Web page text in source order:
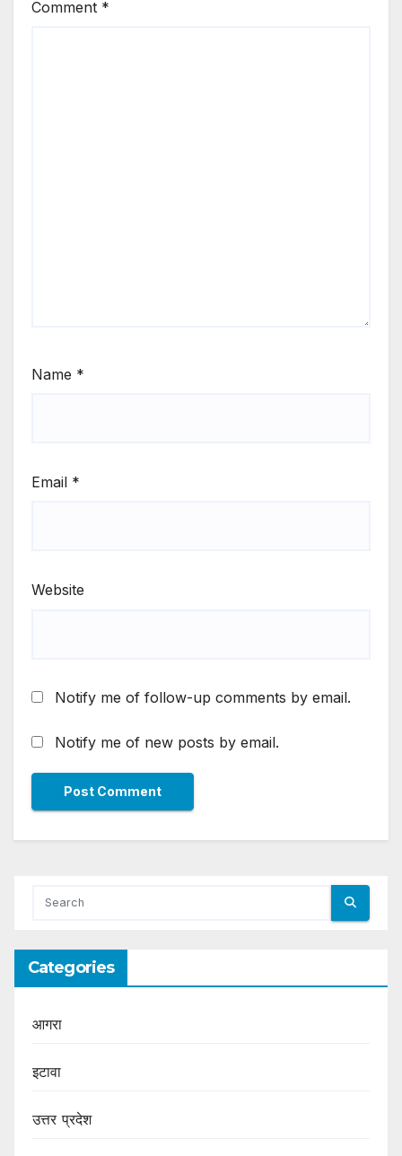
Comment *
Name *
Email *
Website
Notify me of follow-up comments by email.
Notify me of new posts by email.
Categories
आगरा
इटावा
उत्तर प्रदेश